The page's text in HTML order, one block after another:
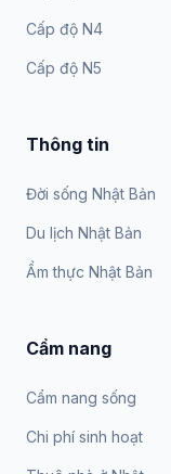
Cấp độ N4
Cấp độ N5
Thông tin
Đời sống Nhật Bản
Du lịch Nhật Bản
Ẩm thực Nhật Bản
Cẩm nang
Cẩm nang sống
Chi phí sinh hoạt